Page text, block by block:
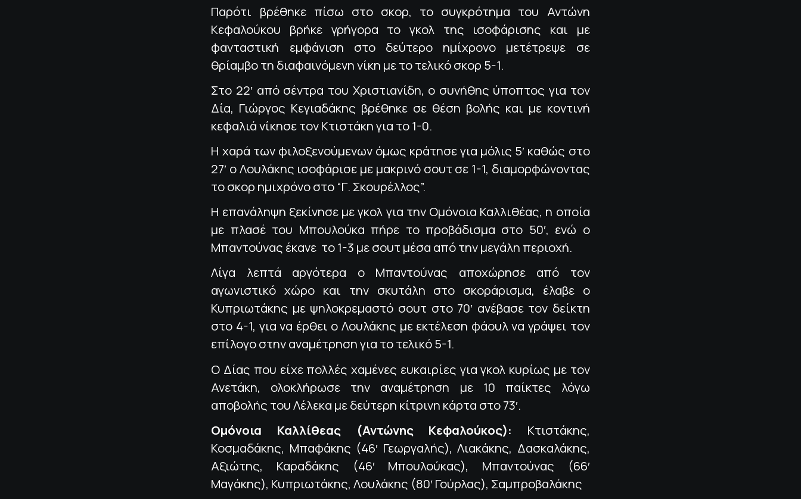
Παρότι βρέθηκε πίσω στο σκορ, το συγκρότημα του Αντώνη
Κεφαλούκου βρήκε γρήγορα το γκολ της ισοφάρισης και με
φανταστική εμφάνιση στο δεύτερο ημίχρονο μετέτρεψε σε
θρίαμβο τη διαφαινόμενη νίκη με το τελικό σκορ 5-1.
Στο 22′ από σέντρα του Χριστιανίδη, ο συνήθης ύποπτος για τον
Δία, Γιώργος Κεγιαδάκης βρέθηκε σε θέση βολής και με κοντινή
κεφαλιά νίκησε τον Κτιστάκη για το 1-0.
Η χαρά των φιλοξενούμενων όμως κράτησε για μόλις 5′ καθώς στο
27′ ο Λουλάκης ισοφάρισε με μακρινό σουτ σε 1-1, διαμορφώνοντας
το σκορ ημιχρόνο στο “Γ. Σκουρέλλος”.
Η επανάληψη ξεκίνησε με γκολ για την Ομόνοια Καλλιθέας, η οποία
με πλασέ του Μπουλούκα πήρε το προβάδισμα στο 50′, ενώ ο
Μπαντούνας έκανε το 1-3 με σουτ μέσα από την μεγάλη περιοχή.
Λίγα λεπτά αργότερα ο Μπαντούνας αποχώρησε από τον
αγωνιστικό χώρο και την σκυτάλη στο σκοράρισμα, έλαβε ο
Κυπριωτάκης με ψηλοκρεμαστό σουτ στο 70′ ανέβασε τον δείκτη
στο 4-1, για να έρθει ο Λουλάκης με εκτέλεση φάουλ να γράψει τον
επίλογο στην αναμέτρηση για το τελικό 5-1.
Ο Δίας που είχε πολλές χαμένες ευκαιρίες για γκολ κυρίως με τον
Ανετάκη, ολοκλήρωσε την αναμέτρηση με 10 παίκτες λόγω
αποβολής του Λέλεκα με δεύτερη κίτρινη κάρτα στο 73′.
Ομόνοια Καλλίθεας (Αντώνης Κεφαλούκος): Κτιστάκης,
Κοσμαδάκης, Μπαφάκης (46′ Γεωργαλής), Λιακάκης, Δασκαλάκης,
Αξιώτης, Καραδάκης (46′ Μπουλούκας), Μπαντούνας (66′
Μαγάκης), Κυπριωτάκης, Λουλάκης (80′ Γούρλας), Σαμπροβαλάκης